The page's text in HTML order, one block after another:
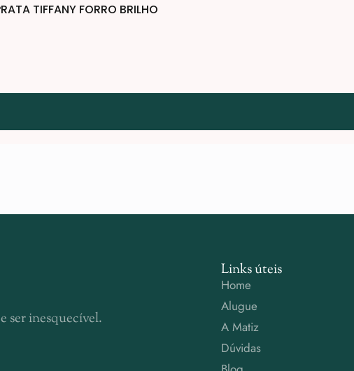
TIFFANY FORRO BRILHO
ser inesquecível.
Links úteis
Home
Alugue
A Matiz
Dúvidas